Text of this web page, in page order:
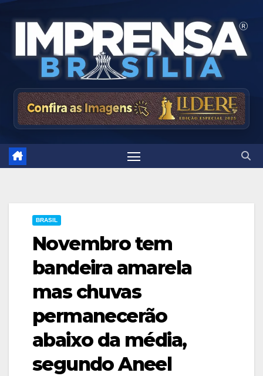
BRASIL
Novembro tem
bandeira amarela
mas chuvas
permanecerão
abaixo da média,
segundo Aneel